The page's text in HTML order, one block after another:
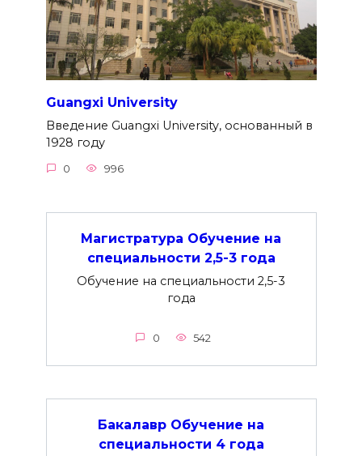
Guangxi University
Введение Guangxi University, основанный в
1928 году
0 996
Магистратура Обучение на
специальности 2,5-3 года
Обучение на специальности 2,5-3
года
0 542
Бакалавр Обучение на
специальности 4 года